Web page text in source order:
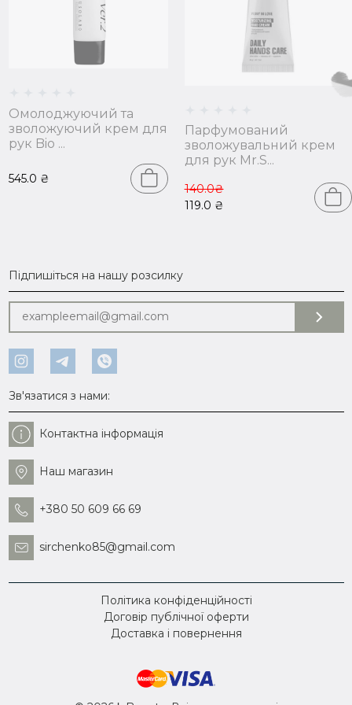
Омолоджуючий та
зволожуючий крем для
рук Bio ...
545.0 ₴
Парфумований
зволожувальний крем
для рук Mr.S...
140.0₴
119.0 ₴
Зв'язатися з нами:
Контактна інформація
Наш магазин
+380 50 609 66 69
sirchenko85@gmail.com
Підпишіться на нашу розсилку
Політика конфіденційності
Договір публічної оферти
Доставка і повернення